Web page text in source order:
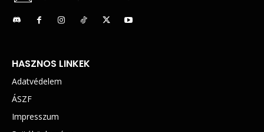
HASZNOS LINKEK
Adatvédelem
ÁSZF
Impresszum